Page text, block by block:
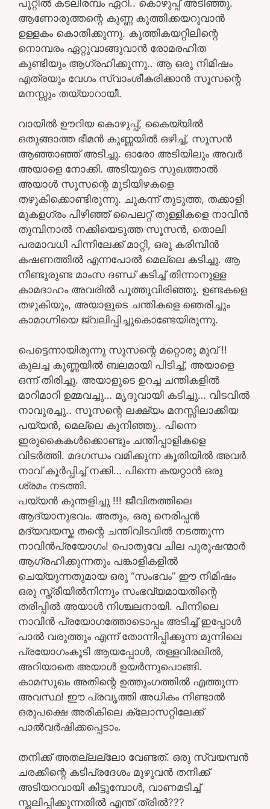
പൂറ്റിൽ കടലിരമ്പം ഏറി.. കൊഴുപ്പ് അടിഞ്ഞു.
ആണോരുത്തന്റെ കുണ്ണ കുത്തിക്കയറുവാൻ
ഉള്ളകം കൊതിക്കുന്നു. കുത്തികയറ്റിലിന്റെ
നൊമ്പരം ഏറ്റുവാങ്ങുവാൻ രോമരഹിത
കുണ്ടിയും ആഗ്രഹിക്കുന്നു.. ആ ഒരു നിമിഷം
എത്രയും വേഗം സ്വാംശീകരിക്കാൻ സൂസന്റെ
മനസ്സും തയ്യാറായീ.
വായിൽ ഊറിയ കൊഴുപ്പ്, കൈയ്യിൽ
ഒതുങ്ങാത്ത ഭീമൻ കുണ്ണയിൽ ഒഴിച്ച്, സൂസൻ
ആഞ്ഞാഞ്ഞ് അടിച്ചു. ഓരോ അടിയിലും അവർ
അയാളെ നോക്കി. അടിയുടെ സുഖത്താൽ
അയാൾ സൂസന്റെ മുടിയിഴകളെ
തഴുകിക്കൊണ്ടിരുന്നു. ചുകന്ന് തുടുത്ത, തക്കാളി
മുകളഗ്രം പിഴിഞ്ഞ് പൈലറ്റ് തുള്ളികളെ നാവിൻ
തുമ്പിനാൽ നക്കിയെടുത്ത സൂസൻ, തൊലി
പരമാവധി പിന്നിലേക്ക് മാറ്റി, ഒരു കരിമ്പിൻ
കഷണത്തിൽ എന്നപോൽ മെല്ലെ കടിച്ചു. ആ
നീണ്ടുരുണ്ട മാംസ ദണ്ഡ് കടിച്ച് തിന്നാനുള്ള
കാമദാഹം അവരിൽ പൂത്തുവിരിഞ്ഞു. ഉണ്ടകളെ
തഴുകിയും, അയാളുടെ ചന്തികളെ ഞെരിച്ചും
കാമാഗ്നിയെ ജ്വലിപ്പിച്ചുകൊണ്ടേയിരുന്നു.
പെട്ടെന്നായിരുന്നു സൂസന്റെ മറ്റൊരു മൂവ് !!
കുലച്ച കുണ്ണയിൽ ബലമായി പിടിച്ച്, അയാളെ
ഒന്ന് തിരിച്ചു. അയാളുടെ ഉറച്ച ചന്തികളിൽ
മാറിമാറി ഉമ്മവച്ചു… മൃദുവായി കടിച്ചു… വിടവിൽ
നാവുരച്ചു.. സൂസന്റെ ലക്ഷ്യം മനസ്സിലാക്കിയ
പയ്യൻ, മെല്ലെ കുനിഞ്ഞു.. പിന്നെ
ഇരുകൈകൾക്കൊണ്ടും ചന്തിപ്പാളികളെ
വിടർത്തി. മദഗന്ധം വമിക്കുന്ന കൂതിയിൽ അവർ
നാവ് കൂർപ്പിച്ച് നക്കി… പിന്നെ കയറ്റാൻ ഒരു
ശ്രമം നടത്തി.
പയ്യൻ കുന്തളിച്ചു !!! ജീവിതത്തിലെ
ആദ്യാനുഭവം. അതും, ഒരു നെരിപ്പൻ
മദ്യവയസ്ക തന്റെ ചന്തിവിടവിൽ നടത്തുന്ന
നാവിൻപ്രയോഗം! പൊതുവേ ചില പുരുഷന്മാർ
ആഗ്രഹിക്കുന്നതും പങ്കാളികളിൽ
ചെയ്യുന്നതുമായ ഒരു “സംഭവം” ഈ നിമിഷം
ഒരു സ്ത്രീയിൽനിന്നും സംഭവ്യമായതിന്റെ
തരിപ്പിൽ അയാൾ നിശ്ചലനായി. പിന്നിലെ
നാവിൻ പ്രയോഗത്തോടൊപ്പം അടിച്ച് ഇപ്പോൾ
പാൽ വരുത്തും എന്ന് തോന്നിപ്പിക്കുന്ന മുന്നിലെ
പ്രയോഗംകൂടി ആയപ്പോൾ, തള്ളവിരലിൽ,
അറിയാതെ അയാൾ ഉയർന്നുപൊങ്ങി.
കാമസുഖം അതിന്റെ ഉത്തുംഗത്തിൽ എത്തുന്ന
അവസ്ഥ! ഈ പ്രവൃത്തി അധികം നീണ്ടാൽ
ഒരുപക്ഷെ അരികിലെ ക്ലോസറ്റിലേക്ക്
പാൽവർഷിക്കപ്പെടാം.
തനിക്ക് അതല്ലല്ലോ വേണ്ടത്. ഒരു സ്വയമ്പൻ
ചരക്കിന്റെ കടിപ്രദേശം മുഴുവൻ തനിക്ക്
അടിയറവായി കിട്ടുമ്പോൾ, വാണമടിച്ച്
സ്ഖലിപ്പിക്കുന്നതിൽ എന്ത് ത്രിൽ???